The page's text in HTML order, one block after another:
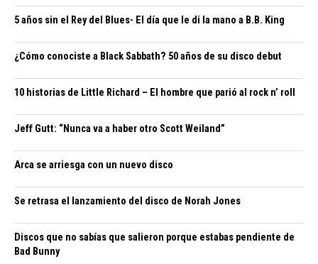
5 años sin el Rey del Blues- El día que le di la mano a B.B. King
¿Cómo conociste a Black Sabbath? 50 años de su disco debut
10 historias de Little Richard – El hombre que parió al rock n’ roll
Jeff Gutt: “Nunca va a haber otro Scott Weiland”
Arca se arriesga con un nuevo disco
Se retrasa el lanzamiento del disco de Norah Jones
Discos que no sabías que salieron porque estabas pendiente de
Bad Bunny